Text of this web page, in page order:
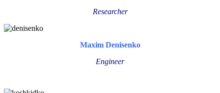
Researcher
Maxim Denisenko
Engineer